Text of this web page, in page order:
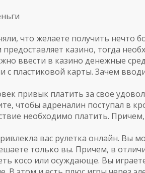
, что желаете получить нечто
предоставляет казино, тогда
ввести в казино денежные
с пластиковой карты. Зачем
привык платить за свое
, чтобы адреналин поступал в
необходимо платить. Причем,
вас рулетка онлайн. Вы
только вы. Причем, в
косо или осуждающе. Вы